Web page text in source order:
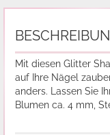
Mit diesen Glitter
auf Ihre Nägel
anders. Lassen Sie
Blumen ca. 4 mm,